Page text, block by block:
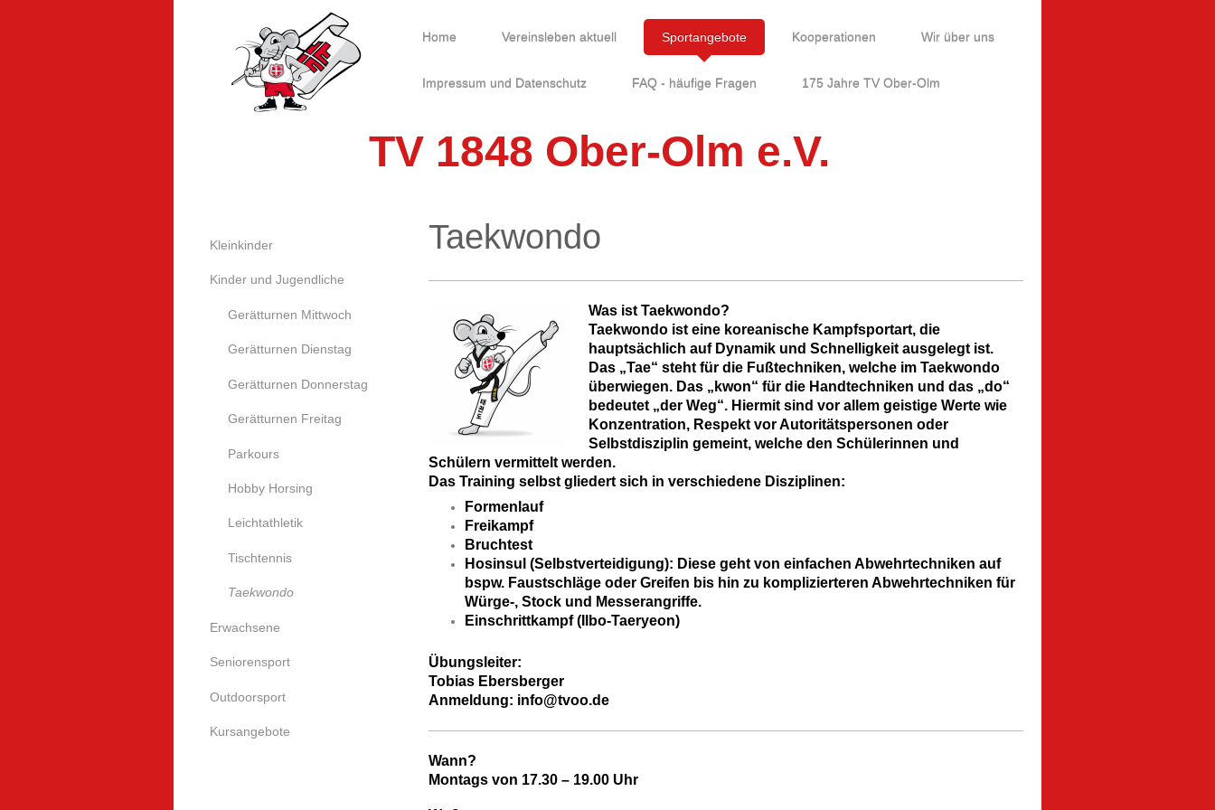
Home Vereinsleben aktuell Sportangebote Kooperationen Wir über uns
Impressum und Datenschutz FAQ - häufige Fragen 175 Jahre TV Ober-Olm
TV 1848 Ober-Olm e.V.
Taekwondo
Was ist Taekwondo?
Taekwondo ist eine koreanische Kampfsportart, die
hauptsächlich auf Dynamik und Schnelligkeit ausgelegt ist.
Das „Tae“ steht für die Fußtechniken, welche im Taekwondo
überwiegen. Das „kwon“ für die Handtechniken und das „do“
bedeutet „der Weg“. Hiermit sind vor allem geistige Werte wie
Konzentration, Respekt vor Autoritätspersonen oder
Selbstdisziplin gemeint, welche den Schülerinnen und
Schülern vermittelt werden.
Das Training selbst gliedert sich in verschiedene Disziplinen:
Formenlauf
Freikampf
Bruchtest
Hosinsul (Selbstverteidigung): Diese geht von einfachen Abwehrtechniken auf
bspw. Faustschläge oder Greifen bis hin zu komplizierteren Abwehrtechniken für
Würge-, Stock und Messerangriffe.
Einschrittkampf (Ilbo-Taeryeon)
Übungsleiter:
Tobias Ebersberger
Anmeldung: info@tvoo.de
Wann?
Montags von 17.30 – 19.00 Uhr
Kleinkinder
Kinder und Jugendliche
Gerätturnen Mittwoch
Gerätturnen Dienstag
Gerätturnen Donnerstag
Gerätturnen Freitag
Parkours
Hobby Horsing
Leichtathletik
Tischtennis
Taekwondo
Erwachsene
Seniorensport
Outdoorsport
Kursangebote